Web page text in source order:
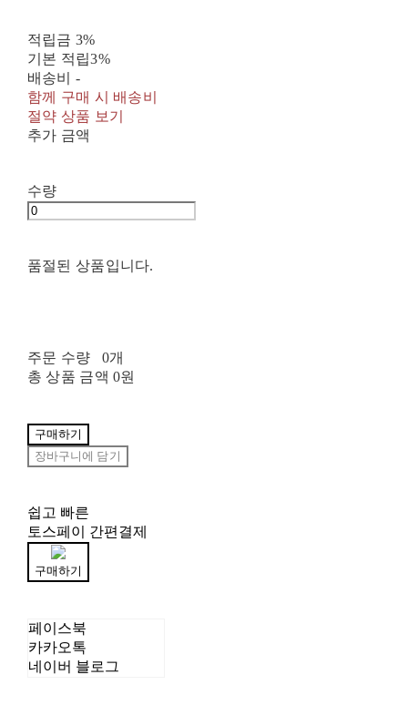
적립금 3%
기본 적립3%
배송비 -
함께 구매 시 배송비
절약 상품 보기
추가 금액
수량
품절된 상품입니다.
주문 수량
0개
총 상품 금액 0원
구매하기
장바구니에 담기
쉽고 빠른
토스페이 간편결제
구매하기
페이스북
카카오톡
네이버 블로그